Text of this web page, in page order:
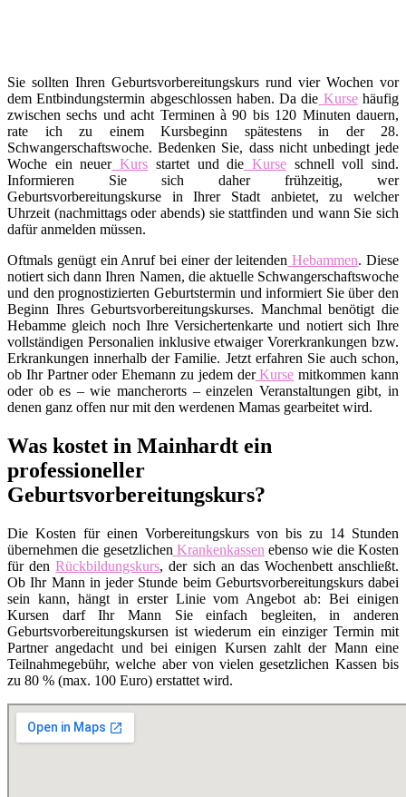
Sie sollten Ihren Geburtsvorbereitungskurs rund vier Wochen vor
dem Entbindungstermin abgeschlossen haben. Da die Kursehäufig
zwischen sechs und acht Terminen à 90 bis 120 Minuten dauern,
rate ich zu einem Kursbeginn spätestens in der 28.
Schwangerschaftswoche. Bedenken Sie, dass nicht unbedingt jede
Woche ein neuerKurs startet und die Kurseschnell voll sind.
Informieren Sie sich daher frühzeitig, wer
Geburtsvorbereitungskurse in Ihrer Stadt anbietet, zu welcher
Uhrzeit (nachmittags oder abends) sie stattfinden und wann Sie sich
dafür anmelden müssen.
Oftmals genügt ein Anruf bei einer der leitenden Hebammen. Diese
notiert sich dann Ihren Namen, die aktuelle Schwangerschaftswoche
und den prognostizierten Geburtstermin und informiert Sie über den
Beginn Ihres Geburtsvorbereitungskurses. Manchmal benötigt die
Hebamme gleich noch Ihre Versichertenkarte und notiert sich Ihre
vollständigen Personalien inklusive etwaiger Vorerkrankungen bzw.
Erkrankungen innerhalb der Familie. Jetzt erfahren Sie auch schon,
ob Ihr Partner oder Ehemann zu jedem derKurse mitkommen kann
oder ob es – wie mancherorts – einzelen Veranstaltungen gibt, in
denen ganz offen nur mit den werdenen Mamas gearbeitet wird.
Was kostet in Mainhardt ein
professioneller
Geburtsvorbereitungskurs?
Die Kosten für einen Vorbereitungskurs von bis zu 14 Stunden
übernehmen die gesetzlichen Krankenkassen ebenso wie die Kosten
für denRückbildungskurs, der sich an das Wochenbett anschließt.
Ob Ihr Mann in jeder Stunde beim Geburtsvorbereitungskurs dabei
sein kann, hängt in erster Linie vom Angebot ab: Bei einigen
Kursen darf Ihr Mann Sie einfach begleiten, in anderen
Geburtsvorbereitungskursen ist wiederum ein einziger Termin mit
Partner angedacht und bei einigen Kursen zahlt der Mann eine
Teilnahmegebühr, welche aber von vielen gesetzlichen Kassen bis
zu 80 % (max. 100 Euro) erstattet wird.